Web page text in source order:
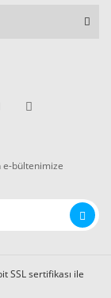
bültenimize
SSL sertifikası ile